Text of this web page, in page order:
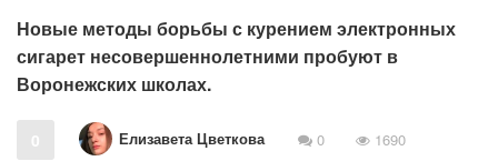
Новые методы борьбы с курением электронных
сигарет несовершеннолетними пробуют в
Воронежских школах.
0 Елизавета Цветкова 0 1690